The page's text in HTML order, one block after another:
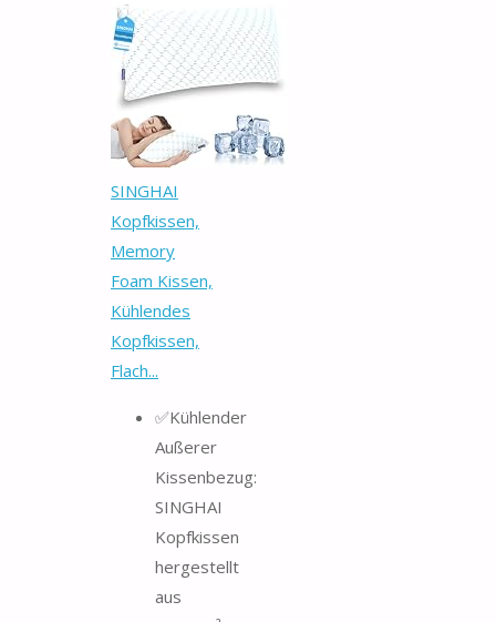
SINGHAI
Kopfkissen,
Memory
Foam Kissen,
Kühlendes
Kopfkissen,
Flach...
✅Kühlender
Außerer
Kissenbezug:
SINGHAI
Kopfkissen
hergestellt
aus